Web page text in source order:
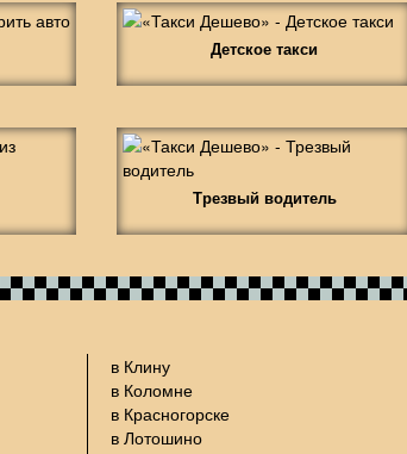
Детское такси
Трезвый водитель
в Клину
в Коломне
в Красногорске
в Лотошино